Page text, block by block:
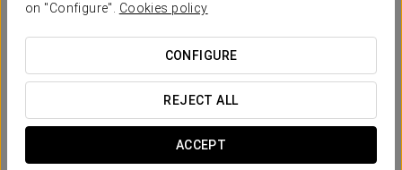
on "Configure". Cookies policy
CONFIGURE
REJECT ALL
ACCEPT
35 евро на человека
Здоровый завтрак
Мы знаем, что хороший завтрак необходим для того,
чтобы начать день с энергией. Поэтому мы
предлагаем вам широкий выбор полезных для
здоровья продуктов, которые идеально подходят для
того, чтобы вы могли наслаждаться ими, не выходя
из своей комнаты.